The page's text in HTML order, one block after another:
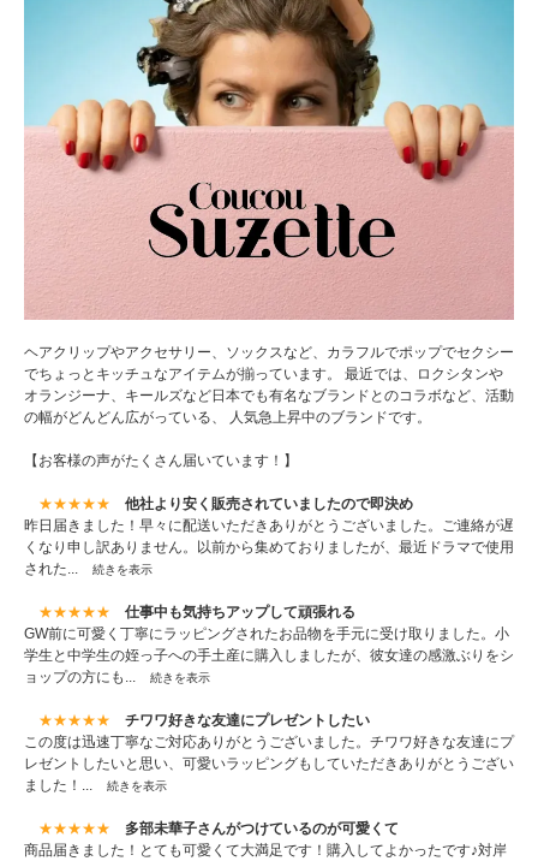
ヘアクリップやアクセサリー、ソックスなど、カラフルでポップでセクシー
でちょっとキッチュなアイテムが揃っています。 最近では、ロクシタンや
オランジーナ、キールズなど日本でも有名なブランドとのコラボなど、活動
の幅がどんどん広がっている、 人気急上昇中のブランドです。
【お客様の声がたくさん届いています！】
★★★★★
他社より安く販売されていましたので即決め
昨日届きました！早々に配送いただきありがとうございました。ご連絡が遅
くなり申し訳ありません。以前から集めておりましたが、最近ドラマで使用
された...
続きを表示
★★★★★
仕事中も気持ちアップして頑張れる
GW前に可愛く丁寧にラッピングされたお品物を手元に受け取りました。小
学生と中学生の姪っ子への手土産に購入しましたが、彼女達の感激ぶりをシ
ョップの方にも...
続きを表示
★★★★★
チワワ好きな友達にプレゼントしたい
この度は迅速丁寧なご対応ありがとうございました。チワワ好きな友達にプ
レゼントしたいと思い、可愛いラッピングもしていただきありがとうござい
ました！...
続きを表示
★★★★★
多部未華子さんがつけているのが可愛くて
商品届きました！とても可愛くて大満足です！購入してよかったです♪対岸